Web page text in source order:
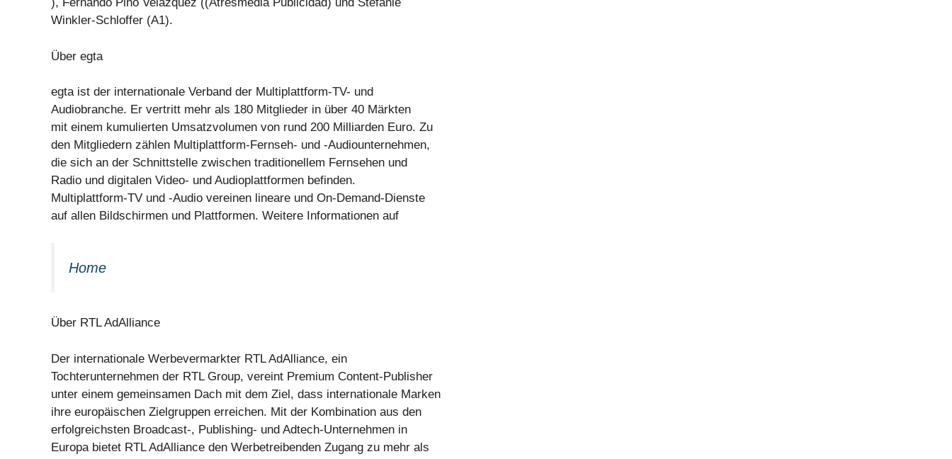
Winkler-Schloffer (A1).
Über egta
egta ist der internationale Verband der Multiplattform-TV- und
Audiobranche. Er vertritt mehr als 180 Mitglieder in über 40 Märkten
mit einem kumulierten Umsatzvolumen von rund 200 Milliarden Euro. Zu
den Mitgliedern zählen Multiplattform-Fernseh- und -Audiounternehmen,
die sich an der Schnittstelle zwischen traditionellem Fernsehen und
Radio und digitalen Video- und Audioplattformen befinden.
Multiplattform-TV und -Audio vereinen lineare und On-Demand-Dienste
auf allen Bildschirmen und Plattformen. Weitere Informationen auf
Home
Über RTL AdAlliance
Der internationale Werbevermarkter RTL AdAlliance, ein
Tochterunternehmen der RTL Group, vereint Premium Content-Publisher
unter einem gemeinsamen Dach mit dem Ziel, dass internationale Marken
ihre europäischen Zielgruppen erreichen. Mit der Kombination aus den
erfolgreichsten Broadcast-, Publishing- und Adtech-Unternehmen in
Europa bietet RTL AdAlliance den Werbetreibenden Zugang zu mehr als